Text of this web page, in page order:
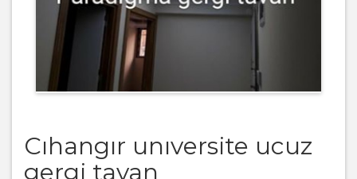
Cıhangır unıversite ucuz
gergi tavan